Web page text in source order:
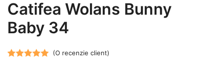
Catifea Wolans Bunny
Baby 34
(O recenzie client)